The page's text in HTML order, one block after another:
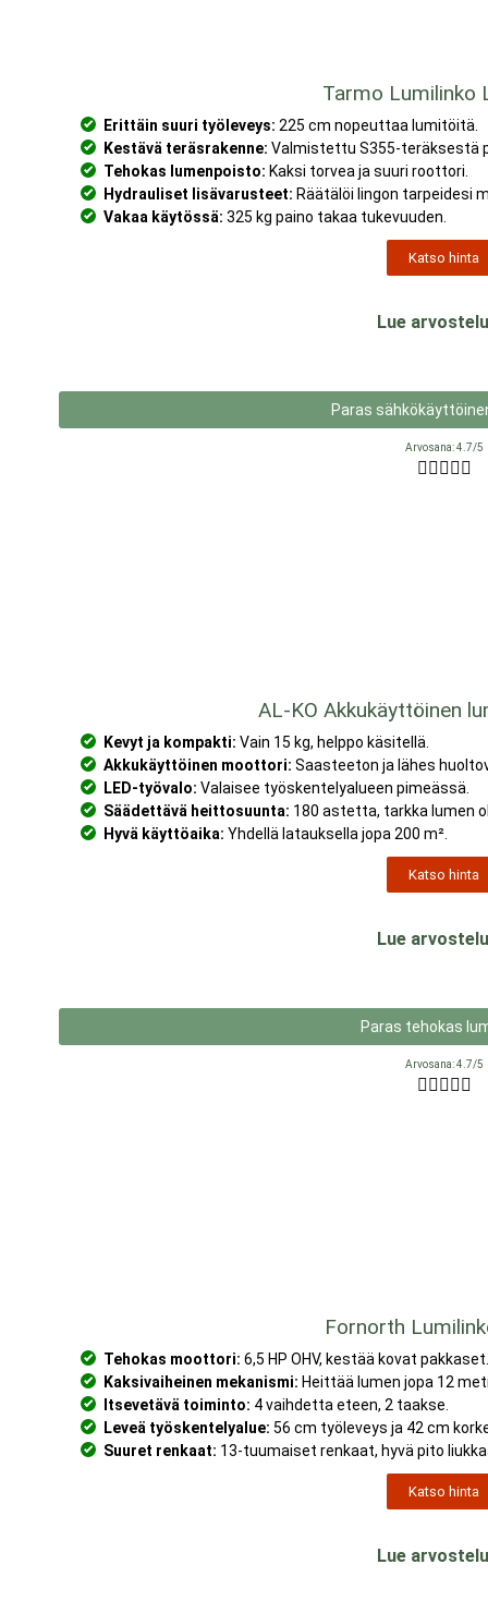
Tarmo Lumilinko
Erittäin suuri työleveys: 225 cm nopeuttaa lumitöitä.
Kestävä teräsrakenne: Valmistettu S355-teräksestä
Tehokas lumenpoisto: Kaksi torvea ja suuri roottori.
Hydrauliset lisävarusteet: Räätälöi lingon tarpeidesi
Vakaa käytössä: 325 kg paino takaa tukevuuden.
Katso hinta
Lue
Paras
Arvosana: 4.7/5

AL-KO Akkukäyttöinen
Kevyt ja kompakti: Vain 15 kg, helppo käsitellä.
Akkukäyttöinen moottori: Saasteeton ja lähes
LED-työvalo: Valaisee työskentelyalueen pimeässä.
Säädettävä heittosuunta: 180 astetta, tarkka lumen
Hyvä käyttöaika: Yhdellä latauksella jopa 200 m².
Katso hinta
Lue
Paras tehokas
Arvosana: 4.7/5

Fornorth
Tehokas moottori: 6,5 HP OHV, kestää kovat pakkaset.
Kaksivaiheinen mekanismi: Heittää lumen jopa 12
Itsevetävä toiminto: 4 vaihdetta eteen, 2 taakse.
Leveä työskentelyalue: 56 cm työleveys ja 42 cm
Suuret renkaat: 13-tuumaiset renkaat, hyvä pito
Katso hinta
Lue